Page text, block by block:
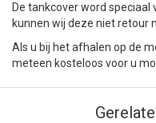
De tankcover word
kunnen wij deze niet retour
Als u bij het afhalen op de
meteen kosteloos voor u